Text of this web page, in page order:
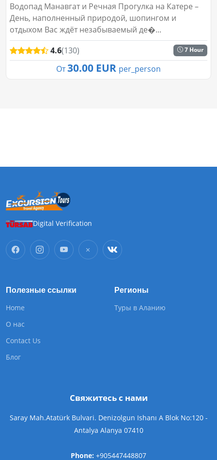
Водопад Манавгат и Речная Прогулка на Катере –
День, наполненный природой, шопингом и
отдыхом Вас ждёт незабываемый де�...
4.6(130) 7 Hour
От30.00 EUR per_person
Digital Verification
Полезные ссылки
Home
О нас
Contact Us
Блог
Регионы
Туры в Аланию
Свяжитесь с нами
Saray Mah.Atatürk Bulvari. Denizolgun Ishanı A Blok No:120 -
Antalya Alanya 07410
Phone: +905447448807